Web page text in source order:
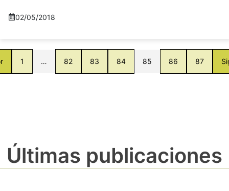
02/05/2018
1 … 82 83 84 85 86 87
Últimas publicaciones